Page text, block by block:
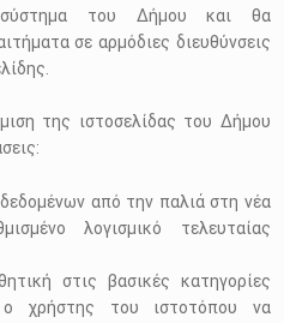
σύστημα του Δήμου και θα
σε αρμόδιες διευθύνσεις
της ιστοσελίδας του Δήμου
από την παλιά στη νέα
λογισμικό τελευταίας
στις βασικές κατηγορίες
χρήστης του ιστοτόπου να